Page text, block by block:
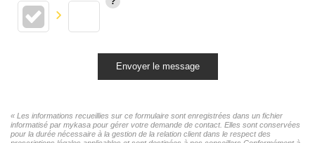
Envoyer le message
« Les informations recueillies sur ce formulaire sont enregistrées dans un fichier
informatisé par mykasa pour gérer votre demande de contact. Elles sont conservées
pour la durée nécessaire à la gestion de la relation client dans le respect des